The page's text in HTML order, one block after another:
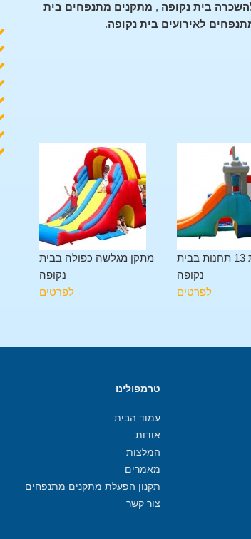
בית נקופה , מתקנים מתנפחים בית
לאירועים בית נקופה.
מתקן מגלשה כפולה בבית
נקופה
לפרטים
מתקן טירת 13 תחנות בבית
נקופה
לפרטים
טרמפולינו
עמוד הבית
אודות
המלצות
מאמרים
תקנון הפעלת מתקנים מתנפחים
צור קשר